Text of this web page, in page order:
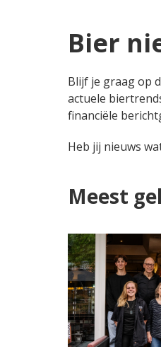
Bier
Blijf je graag op
actuele
financiële
Heb jij nieuws
Meest